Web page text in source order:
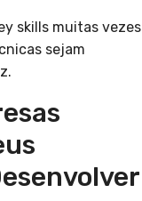
skills muitas vezes
sejam